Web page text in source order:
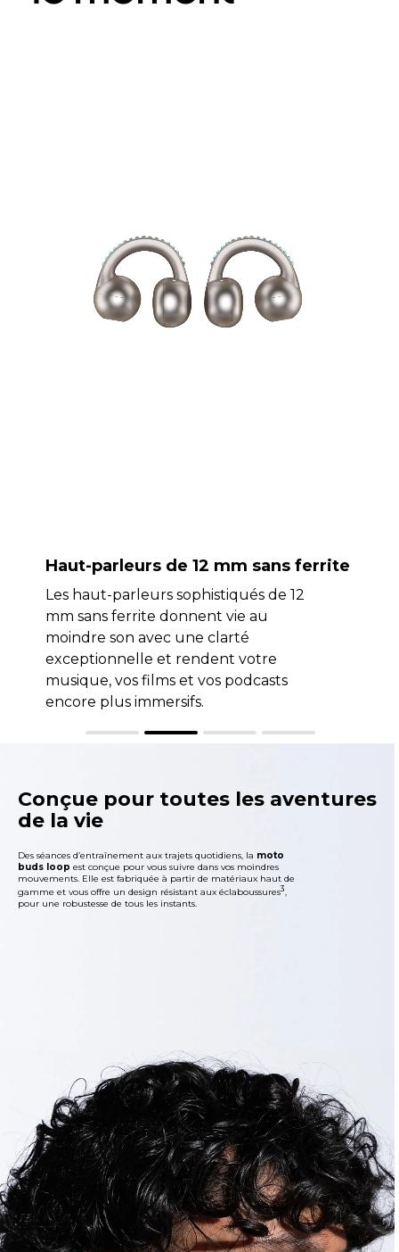
Haut-parleurs de 12 mm sans ferrite
Les haut-parleurs sophistiqués de 12
mm sans ferrite donnent vie au
moindre son avec une clarté
exceptionnelle et rendent votre
musique, vos films et vos podcasts
encore plus immersifs.
Conçue pour toutes les aventures
de la vie
Des séances d’entraînement aux trajets quotidiens, la moto
buds loop est conçue pour vous suivre dans vos moindres
mouvements. Elle est fabriquée à partir de matériaux haut de
gamme et vous offre un design résistant aux éclaboussures3,
pour une robustesse de tous les instants.